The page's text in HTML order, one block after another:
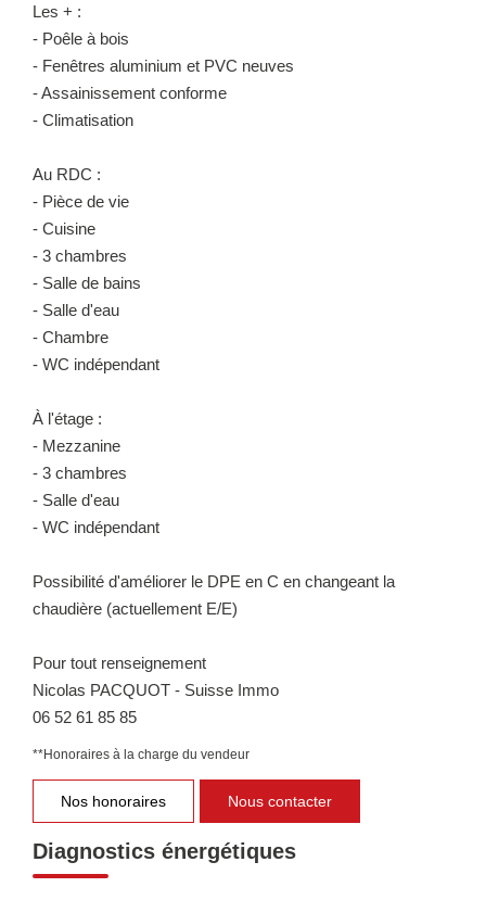
Les + :
- Poêle à bois
- Fenêtres aluminium et PVC neuves
- Assainissement conforme
- Climatisation
Au RDC :
- Pièce de vie
- Cuisine
- 3 chambres
- Salle de bains
- Salle d'eau
- Chambre
- WC indépendant
À l'étage :
- Mezzanine
- 3 chambres
- Salle d'eau
- WC indépendant
Possibilité d'améliorer le DPE en C en changeant la
chaudière (actuellement E/E)
Pour tout renseignement
Nicolas PACQUOT - Suisse Immo
06 52 61 85 85
**Honoraires à la charge du vendeur
Nos honoraires Nous contacter
Diagnostics énergétiques